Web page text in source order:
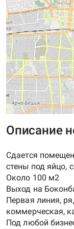
Описание
Сдается
стены под яйцо,
Около 100 м2
Выход на
Первая линия,
коммерческая,
Под любой